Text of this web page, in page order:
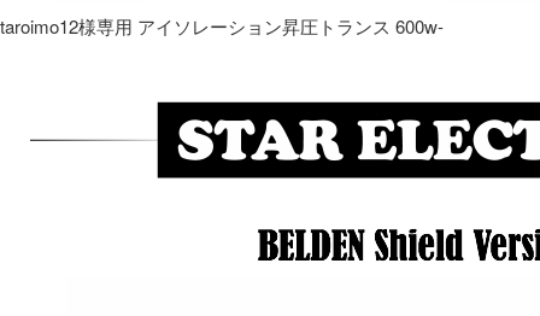
taroimo12様専用 アイソレーション昇圧トランス 600w-